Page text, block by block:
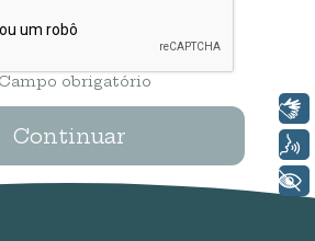
obrigatório
Continuar
Libras
+ Acessibilidade